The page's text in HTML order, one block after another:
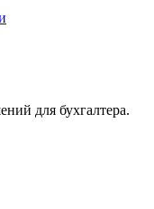
для бухгалтера.